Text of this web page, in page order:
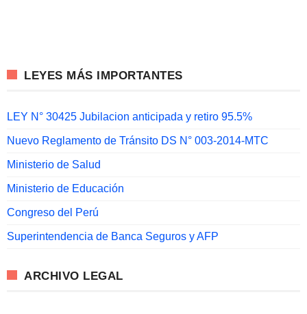
LEYES MÁS IMPORTANTES
LEY N° 30425 Jubilacion anticipada y retiro 95.5%
Nuevo Reglamento de Tránsito DS N° 003-2014-MTC
Ministerio de Salud
Ministerio de Educación
Congreso del Perú
Superintendencia de Banca Seguros y AFP
ARCHIVO LEGAL